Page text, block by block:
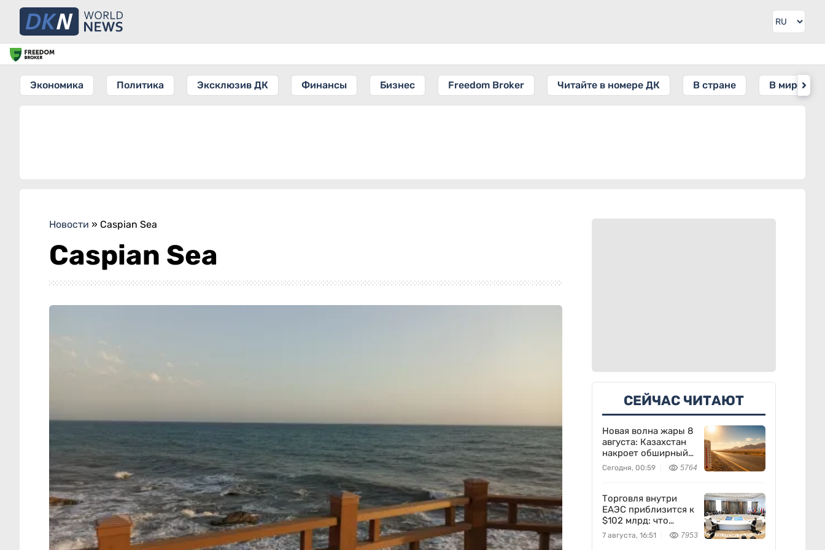
Экономика Политика Эксклюзив ДК Финансы Бизнес Freedom Broker Читайте в номере ДК В стране В мире
Новости » Caspian Sea
Caspian Sea
СЕЙЧАС ЧИТАЮТ
Новая волна жары 8
августа: Казахстан
накроет обширный
антициклон
Сегодня, 00:59 5764
Торговля внутри
ЕАЭС приблизится к
$102 млрд: что
предложил
Казахстан
7 августа, 16:51 7953